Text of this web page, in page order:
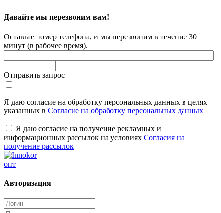
Давайте мы перезвоним вам!
Оставьте номер телефона, и мы перезвоним в течение 30
минут (в рабочее время).
Отправить запрос
Я даю согласие на обработку персональных данных в целях
указанных в Согласие на обработку персональных данных
Я даю согласие на получение рекламных и
информационных рассылок на условиях Согласия на
получение рассылок
опт
Авторизация